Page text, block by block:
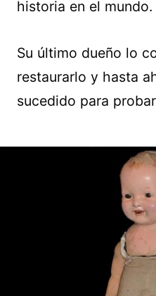
historia en el mundo.
Su último dueño lo
restaurarlo y hasta
sucedido para